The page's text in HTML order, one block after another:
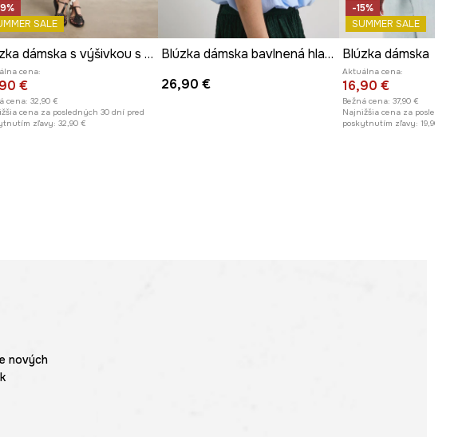
SALE
Blúzka dámska s výšivkou s kockovaným vzorom
cena:
€
cena: 32,90 €
cena za posledných 30 dní pred
zľavy: 32,90 €
Blúzka dámska bavlnená hladká
26,90 €
-15%
SUMMER SALE
Blúzka dámska
Aktuálna cena:
16,90 €
Bežná cena: 37,90 €
Najnižšia cena za posledných
poskytnutím zľavy: 19,90 €
nových